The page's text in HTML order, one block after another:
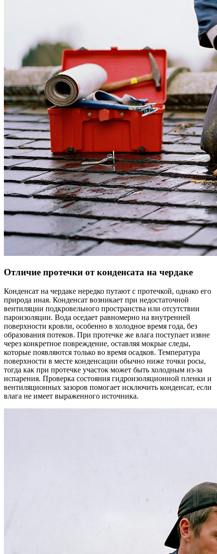
Отличие протечки от конденсата на чердаке
Конденсат на чердаке нередко путают с протечкой, однако его
природа иная. Конденсат возникает при недостаточной
вентиляции подкровельного пространства или отсутствии
пароизоляции. Вода оседает равномерно на внутренней
поверхности кровли, особенно в холодное время года, без
образования потеков. При протечке же влага поступает извне
через конкретное повреждение, оставляя мокрые следы,
которые появляются только во время осадков. Температура
поверхности в месте конденсации обычно ниже точки росы,
тогда как при протечке участок может быть холодным из-за
испарения. Проверка состояния гидроизоляционной пленки и
вентиляционных зазоров помогает исключить конденсат, если
влага не имеет выраженного источника.